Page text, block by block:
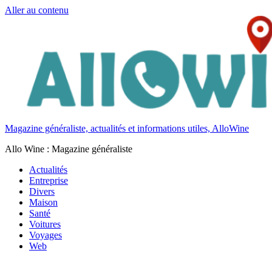
Aller au contenu
Magazine généraliste, actualités et informations utiles, AlloWine
Allo Wine : Magazine généraliste
Actualités
Entreprise
Divers
Maison
Santé
Voitures
Voyages
Web